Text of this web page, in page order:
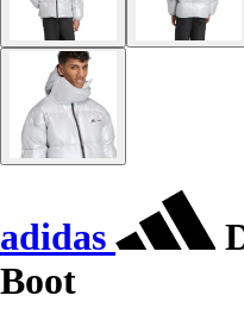
adidas
Boot